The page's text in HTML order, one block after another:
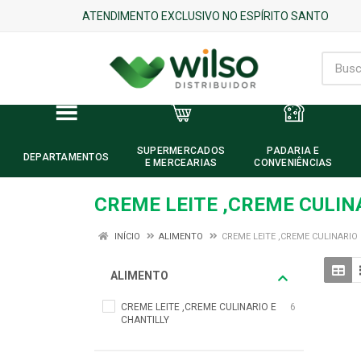
ATENDIMENTO EXCLUSIVO NO ESPÍRITO SANTO
DEPARTAMENTOS
SUPERMERCADOS
E MERCEARIAS
PADARIA E
CONVENIÊNCIAS
CREME LEITE ,CREME
INÍCIO ALIMENTO CREME LEITE ,CREME
ALIMENTO
CREME LEITE ,CREME CULINARIO E
CHANTILLY
6